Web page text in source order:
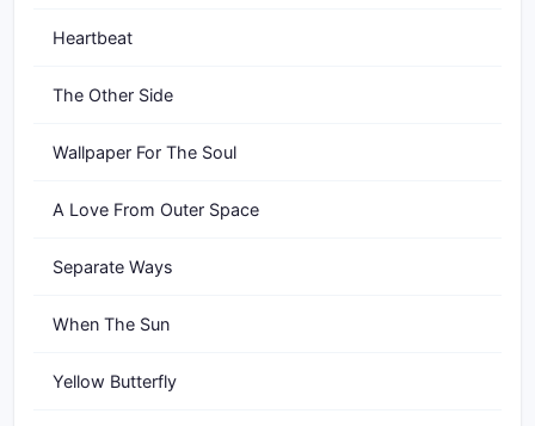
Heartbeat
The Other Side
Wallpaper For The Soul
A Love From Outer Space
Separate Ways
When The Sun
Yellow Butterfly